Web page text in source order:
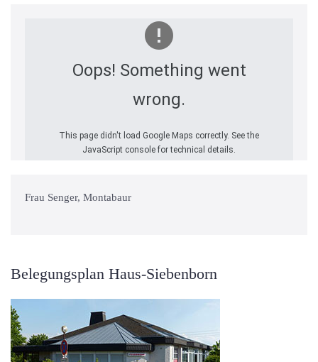
Oops! Something went
wrong.
This page didn't load Google Maps correctly. See the
JavaScript console for technical details.
Frau Senger, Montabaur
Belegungsplan Haus-Siebenborn